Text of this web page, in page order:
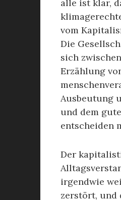
alle ist klar,
vom
Die
sich
Erzählung
Ausbeutung
und dem
entscheiden
Der
irgendwie
zerstört, und